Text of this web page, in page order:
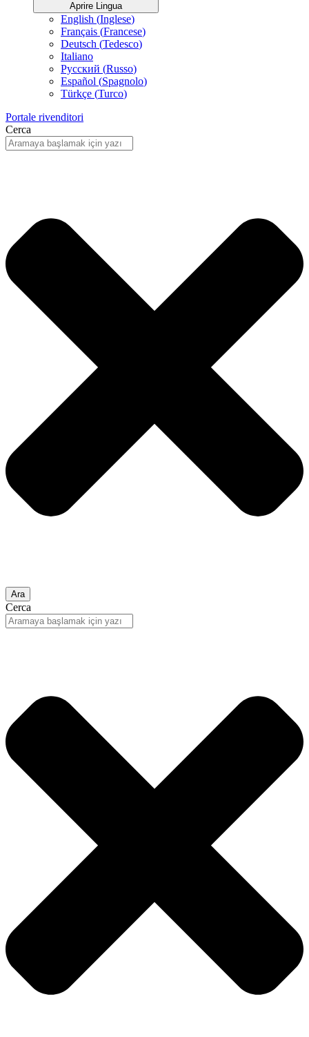
Aprire Lingua
English (Inglese)
Français (Francese)
Deutsch (Tedesco)
Italiano
Русский (Russo)
Español (Spagnolo)
Türkçe (Turco)
Portale rivenditori
Cerca
Ara
Cerca